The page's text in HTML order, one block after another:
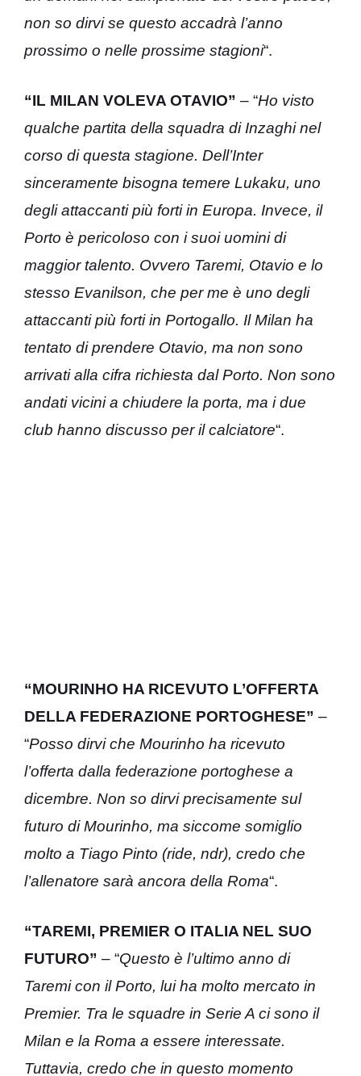
non so dirvi se questo accadrà l’anno
prossimo o nelle prossime stagioni“.
“IL MILAN VOLEVA OTAVIO” – “Ho visto
qualche partita della squadra di Inzaghi nel
corso di questa stagione. Dell’Inter
sinceramente bisogna temere Lukaku, uno
degli attaccanti più forti in Europa. Invece, il
Porto è pericoloso con i suoi uomini di
maggior talento. Ovvero Taremi, Otavio e lo
stesso Evanilson, che per me è uno degli
attaccanti più forti in Portogallo. Il Milan ha
tentato di prendere Otavio, ma non sono
arrivati alla cifra richiesta dal Porto. Non sono
andati vicini a chiudere la porta, ma i due
club hanno discusso per il calciatore“.
“MOURINHO HA RICEVUTO L’OFFERTA
DELLA FEDERAZIONE PORTOGHESE” –
“Posso dirvi che Mourinho ha ricevuto
l’offerta dalla federazione portoghese a
dicembre. Non so dirvi precisamente sul
futuro di Mourinho, ma siccome somiglio
molto a Tiago Pinto (ride, ndr), credo che
l’allenatore sarà ancora della Roma“.
“TAREMI, PREMIER O ITALIA NEL SUO
FUTURO” – “Questo è l’ultimo anno di
Taremi con il Porto, lui ha molto mercato in
Premier. Tra le squadre in Serie A ci sono il
Milan e la Roma a essere interessate.
Tuttavia, credo che in questo momento